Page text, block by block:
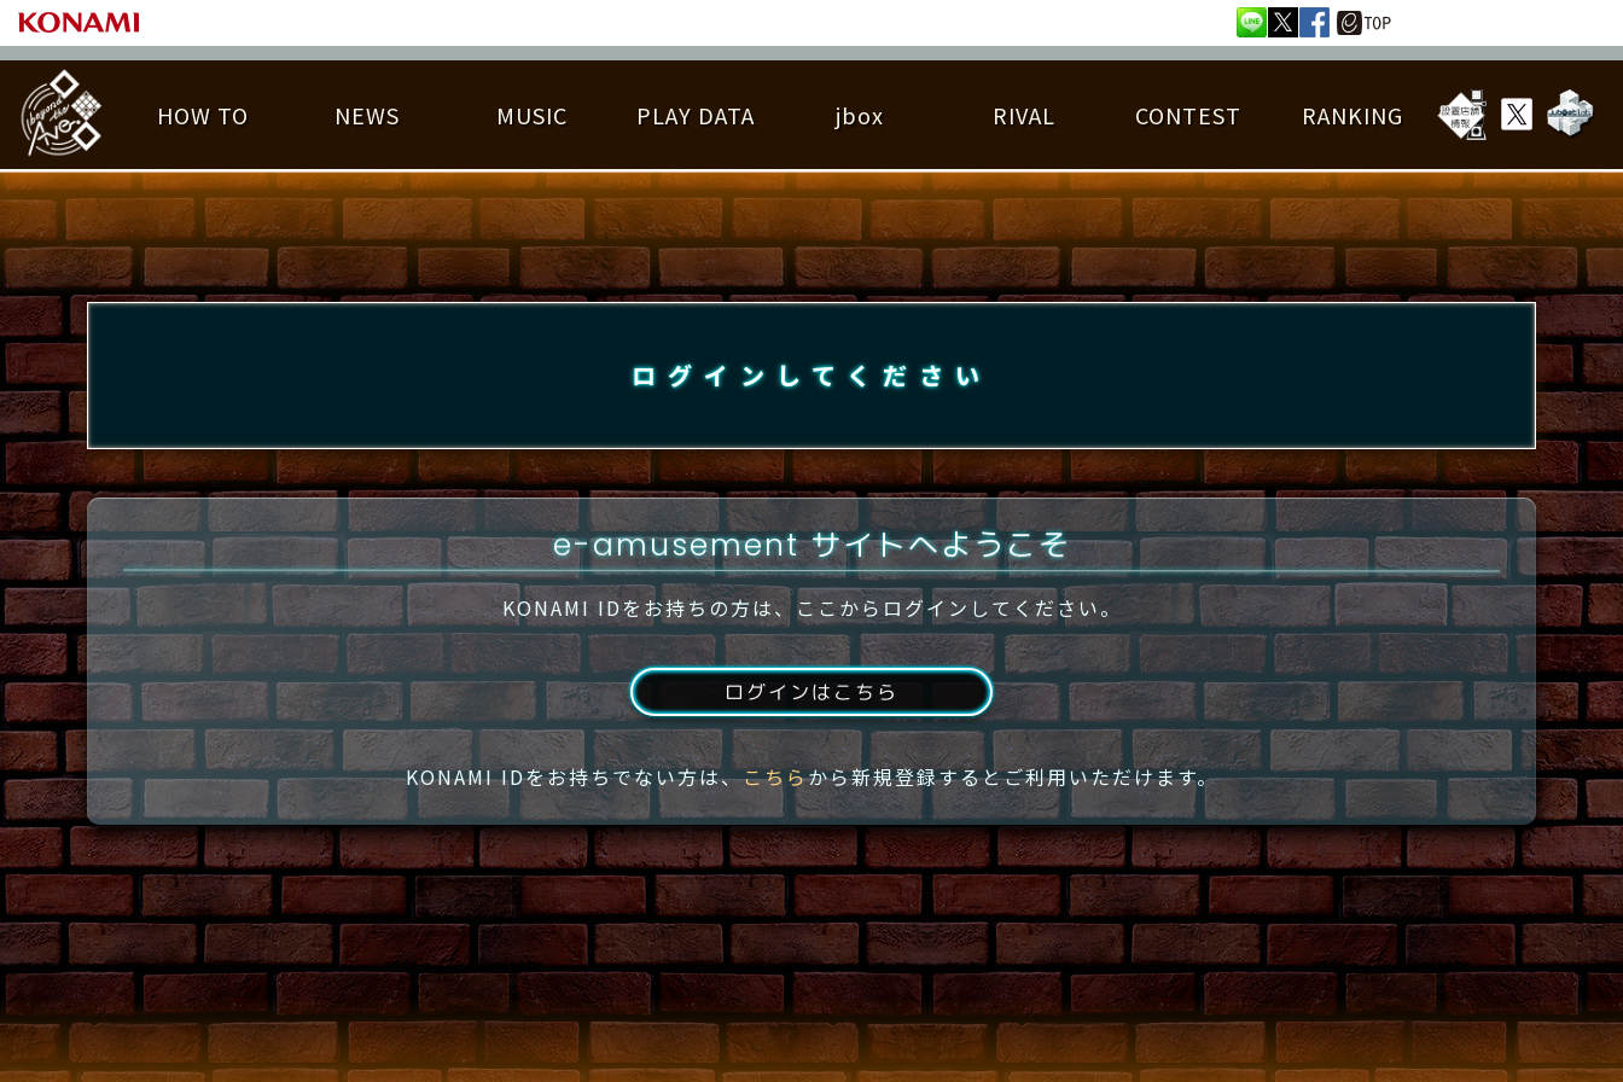
HOW TO
基本の遊び方 遊び方ガイド
NEWS MUSIC
遊べる楽曲 アーティスト紹介
PLAY DATA
PLAY DATA TOP EMBLEM ゆびベル 楽曲データ 詳細楽曲データ
称号 プレー履歴 プレーグラフ ねんごろチャレンジ EDIT譜面
jbox RIVAL
ライバル一覧 逆ライバル一覧 ライバル比較 プレーヤー検索 フレンドリスト
CONTEST
大会参加 大会開催 大会参加情報 大会とは？
RANKING
LICENSE HIT CHART ORIGINAL HIT CHART BEST SCORE RANKING TOTAL BEST SCORE RANKING
ログインしてください
e-amusement サイトへようこそ
KONAMI IDをお持ちの方は、ここからログインしてください。
ログインはこちら
KONAMI IDをお持ちでない方は、こちらから新規登録するとご利用いただけます。